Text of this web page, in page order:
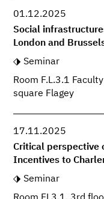
01.12.2025
Social
London and
Seminar
Room F.L.3.1
square Flagey
17.11.2025
Critical perspective
Incentives to
Seminar